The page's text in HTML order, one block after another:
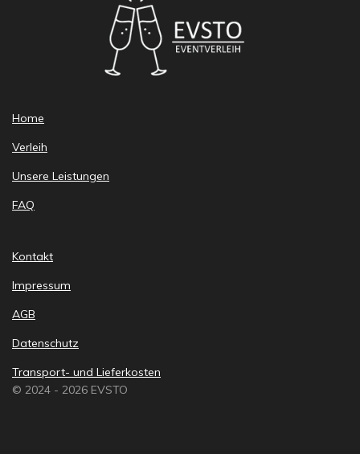
Home
Verleih
Unsere Leistungen
FAQ
Kontakt
Impressum
AGB
Datenschutz
Transport- und Lieferkosten
© 2024 - 2026 EVSTO